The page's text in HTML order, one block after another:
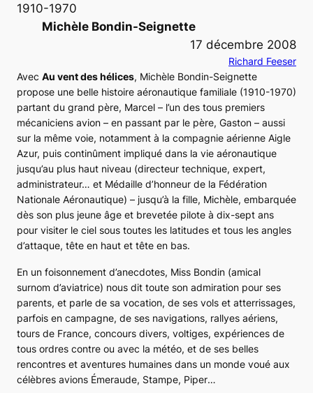
1910-1970
Michèle Bondin-Seignette
17 décembre 2008
Richard Feeser
Avec Au vent des hélices, Michèle Bondin-Seignette
propose une belle histoire aéronautique familiale (1910-1970)
partant du grand père, Marcel – l’un des tous premiers
mécaniciens avion – en passant par le père, Gaston – aussi
sur la même voie, notamment à la compagnie aérienne Aigle
Azur, puis continûment impliqué dans la vie aéronautique
jusqu’au plus haut niveau (directeur technique, expert,
administrateur… et Médaille d’honneur de la Fédération
Nationale Aéronautique) – jusqu’à la fille, Michèle, embarquée
dès son plus jeune âge et brevetée pilote à dix-sept ans
pour visiter le ciel sous toutes les latitudes et tous les angles
d’attaque, tête en haut et tête en bas.
En un foisonnement d’anecdotes, Miss Bondin (amical
surnom d’aviatrice) nous dit toute son admiration pour ses
parents, et parle de sa vocation, de ses vols et atterrissages,
parfois en campagne, de ses navigations, rallyes aériens,
tours de France, concours divers, voltiges, expériences de
tous ordres contre ou avec la météo, et de ses belles
rencontres et aventures humaines dans un monde voué aux
célèbres avions Émeraude, Stampe, Piper…